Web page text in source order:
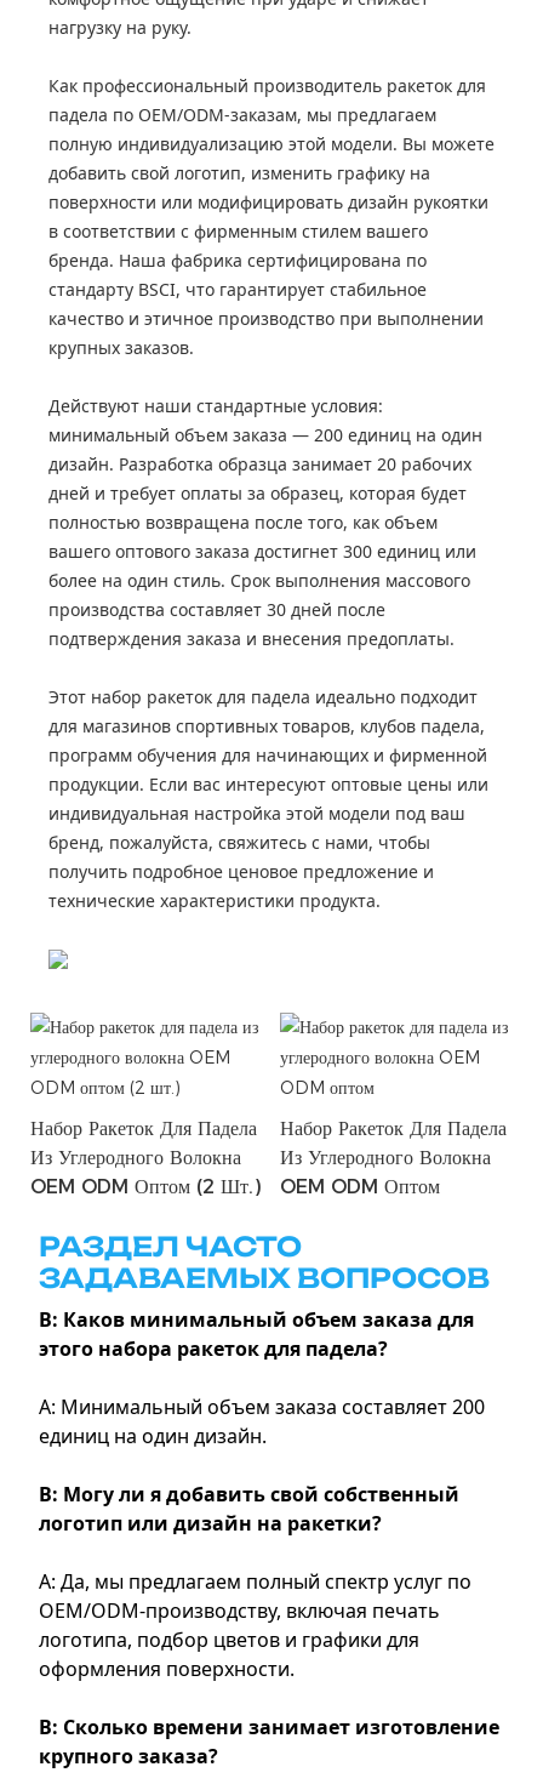
нагрузку на руку.
Как профессиональный производитель ракеток для
падела по OEM/ODM-заказам, мы предлагаем
полную индивидуализацию этой модели. Вы можете
добавить свой логотип, изменить графику на
поверхности или модифицировать дизайн рукоятки
в соответствии с фирменным стилем вашего
бренда. Наша фабрика сертифицирована по
стандарту BSCI, что гарантирует стабильное
качество и этичное производство при выполнении
крупных заказов.
Действуют наши стандартные условия:
минимальный объем заказа — 200 единиц на один
дизайн. Разработка образца занимает 20 рабочих
дней и требует оплаты за образец, которая будет
полностью возвращена после того, как объем
вашего оптового заказа достигнет 300 единиц или
более на один стиль. Срок выполнения массового
производства составляет 30 дней после
подтверждения заказа и внесения предоплаты.
Этот набор ракеток для падела идеально подходит
для магазинов спортивных товаров, клубов падела,
программ обучения для начинающих и фирменной
продукции. Если вас интересуют оптовые цены или
индивидуальная настройка этой модели под ваш
бренд, пожалуйста, свяжитесь с нами, чтобы
получить подробное ценовое предложение и
технические характеристики продукта.
Набор Ракеток Для Падела
Из Углеродного Волокна
OEM ODM Оптом (2 Шт.)
Набор Ракеток Для Падела
Из Углеродного Волокна
OEM ODM Оптом
РАЗДЕЛ ЧАСТО
ЗАДАВАЕМЫХ ВОПРОСОВ
В: Каков минимальный объем заказа для
этого набора ракеток для падела?
А: Минимальный объем заказа составляет 200
единиц на один дизайн.
В: Могу ли я добавить свой собственный
логотип или дизайн на ракетки?
А: Да, мы предлагаем полный спектр услуг по
OEM/ODM-производству, включая печать
логотипа, подбор цветов и графики для
оформления поверхности.
В: Сколько времени занимает изготовление
крупного заказа?